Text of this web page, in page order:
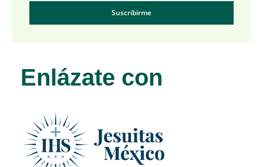
Suscribirme
Enlázate con